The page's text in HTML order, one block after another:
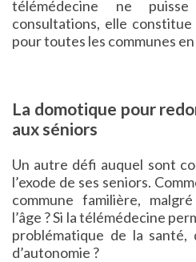
télémédecine ne
consultations, elle
pour toutes les communes
La domotique pour
aux séniors
Un autre défi auquel sont
l’exode de ses seniors.
commune familière,
l’âge ? Si la télémédecine
problématique de la santé,
d’autonomie ?